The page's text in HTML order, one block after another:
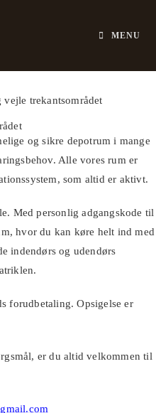
MENU
og sikre depotrum i mange
Alle vores rum er
som altid er aktivt.
Med personlig adgangskode til
hvor du kan køre helt ind med
indendørs og udendørs
forudbetaling. Opsigelse er
er du altid velkommen til